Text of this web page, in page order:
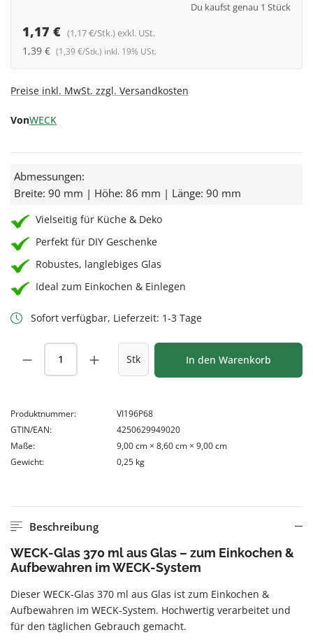
Du kaufst genau 1 Stück
1,17 € (1,17 €/Stk.) exkl. USt.
1,39 € (1,39 €/Stk.) inkl. 19% USt.
Preise inkl. MwSt. zzgl. Versandkosten
VonWECK
Abmessungen:
Breite: 90 mm | Höhe: 86 mm | Länge: 90 mm
Vielseitig für Küche & Deko
Perfekt für DIY Geschenke
Robustes, langlebiges Glas
Ideal zum Einkochen & Einlegen
Sofort verfügbar, Lieferzeit: 1-3 Tage
Produkt Anzahl: Gib den gewünschten
Stk In den Warenkorb
Produktnummer:
VI196P68
GTIN/EAN:
4250629949020
Maße:
9,00 cm × 8,60 cm × 9,00 cm
Gewicht:
0,25 kg
Beschreibung
WECK-Glas 370 ml aus Glas – zum Einkochen &
Aufbewahren im WECK-System
Dieser WECK-Glas 370 ml aus Glas ist zum Einkochen &
Aufbewahren im WECK-System. Hochwertig verarbeitet und
für den täglichen Gebrauch gemacht.